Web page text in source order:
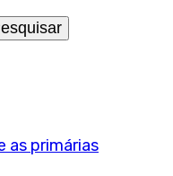
as primárias